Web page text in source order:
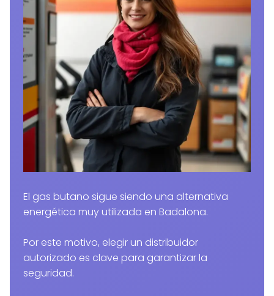
El gas butano sigue siendo una alternativa
energética muy utilizada en Badalona.
Por este motivo, elegir un distribuidor
autorizado es clave para garantizar la
seguridad.